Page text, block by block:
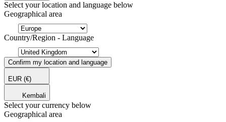
Select your location and language below
Geographical area
Country/Region - Language
Confirm my location and language
EUR (€)
Kembali
Select your currency below
Geographical area